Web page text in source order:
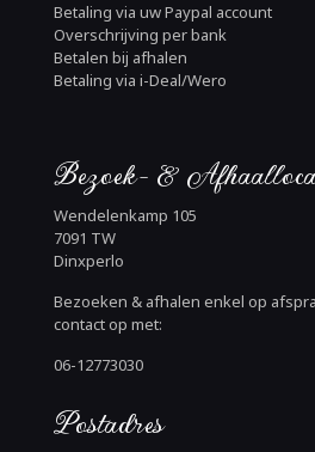
Betaling via uw Paypal account
Overschrijving per bank
Betalen bij afhalen
Betaling via i-Deal/Wero
Bezoek- &
Wendelenkamp 105
7091 TW
Dinxperlo
Bezoeken & afhalen enkel op
contact op met:
06-12773030
Postadres